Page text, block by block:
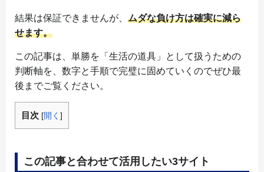
結果は保証できませんが、 ムダな負け方は確実に減ら
せます。
この記事は、単勝を「生活の道具」として扱うための
判断軸を、数字と手順で完璧に固めていくのでぜひ最
後までご覧ください。
目次 [開く ]
この記事と合わせて活用したい3サイト